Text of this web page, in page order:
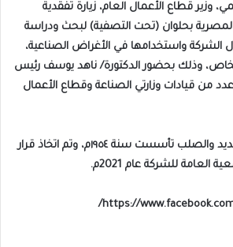
قطاع الأعمال العام، زيارة تفقدية
بحلوان (تحت التصفية) لبحث ودراسة
الشركة واستخدامها في الأغراض الصناعية،
وذلك بحضور الدكتورة/ ناهد يوسف رئيس
من قيادات وزارتي الصناعة وقطاع الأعمال
جديرٌ بالذكر أن شركة الحديد والصلب تأسست سنة ١٩٥٤م، وتم اتخاذ قرار
للشركة عام 2021م.
https://